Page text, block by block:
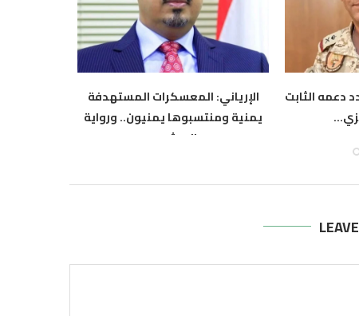
دعمه الثابت
الإرياني: المعسكرات المستهدفة
يمنية ومنتسبوها يمنيون.. ورواية
الحوثي...